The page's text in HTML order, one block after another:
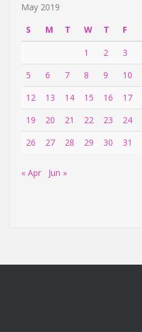
May 2019
S
M T W T F
1
2 3
5
6 7 8 9 10
12
13 14 15 16 17
19
20 21 22 23 24
26
27 28 29 30 31
« Apr Jun »